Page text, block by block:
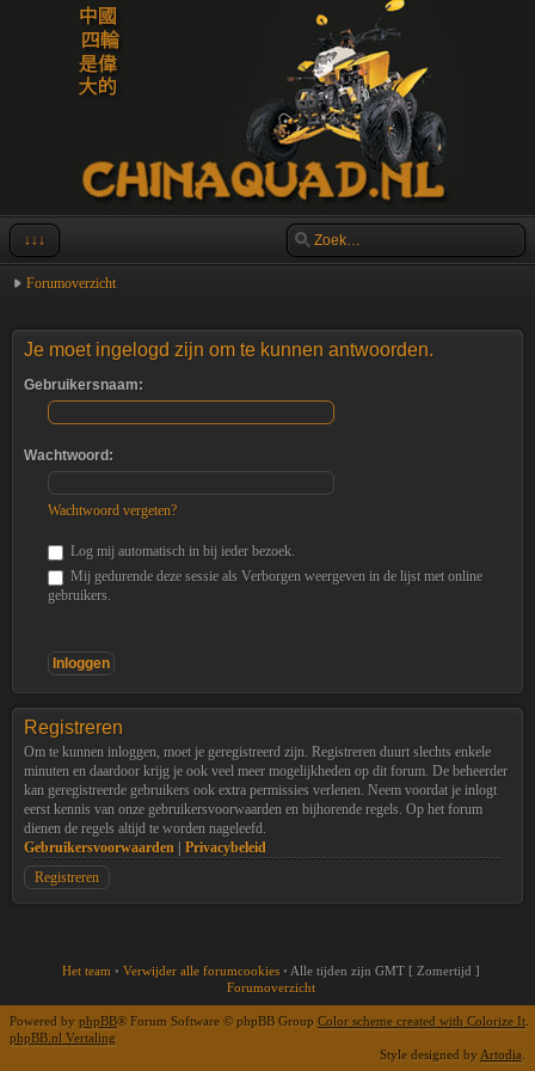
↓↓↓
Forumoverzicht
Je moet ingelogd zijn om te kunnen antwoorden.
Gebruikersnaam:
Wachtwoord:
Wachtwoord vergeten?
Log mij automatisch in bij ieder bezoek.
Mij gedurende deze sessie als Verborgen weergeven in de lijst met online
gebruikers.
Registreren
Om te kunnen inloggen, moet je geregistreerd zijn. Registreren duurt slechts enkele
minuten en daardoor krijg je ook veel meer mogelijkheden op dit forum. De beheerder
kan geregistreerde gebruikers ook extra permissies verlenen. Neem voordat je inlogt
eerst kennis van onze gebruikersvoorwaarden en bijhorende regels. Op het forum
dienen de regels altijd te worden nageleefd.
Gebruikersvoorwaarden
Privacybeleid
Registreren
Het team • Verwijder alle forumcookies • Alle tijden zijn GMT [ Zomertijd ]
Forumoverzicht
Powered by phpBB® Forum Software © phpBB Group Color scheme created with Colorize It
phpBB.nl Vertaling
Style designed by Artodia